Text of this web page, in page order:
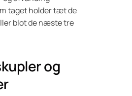
taget holder tæt de
blot de næste tre
og